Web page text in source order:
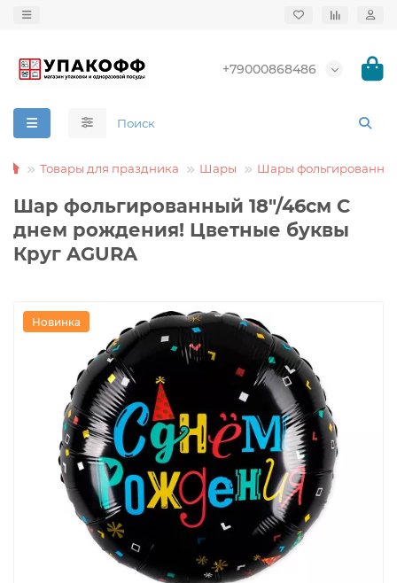
+79000868486
Товары для праздника Шары Шары
Шар фольгированный 18"/46см С
днем рождения! Цветные буквы
Круг AGURA
Новинка